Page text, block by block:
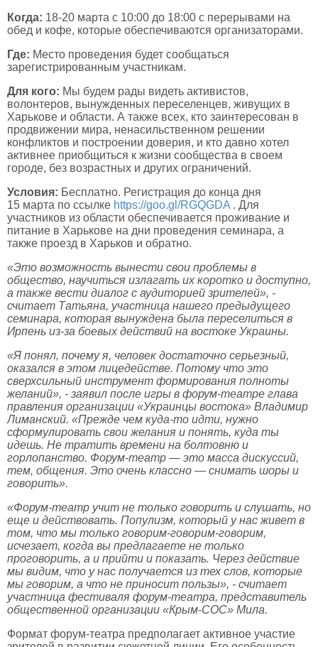
Когда: 18-20 марта с 10:00 до 18:00 с перерывами на
обед и кофе, которые обеспечиваются организаторами.
Где: Место проведения будет сообщаться
зарегистрированным участникам.
Для кого: Мы будем рады видеть активистов,
волонтеров, вынужденных переселенцев, живущих в
Харькове и области. А также всех, кто заинтересован в
продвижении мира, ненасильственном решении
конфликтов и построении доверия, и кто давно хотел
активнее приобщиться к жизни сообщества в своем
городе, без возрастных и других ограничений.
Условия: Бесплатно. Регистрация до конца дня
15 марта по ссылке https://goo.gl/RGQGDA . Для
участников из области обеспечивается проживание и
питание в Харькове на дни проведения семинара, а
также проезд в Харьков и обратно.
«Это возможность вынести свои проблемы в
общество, научиться излагать их коротко и доступно,
а также вести диалог с аудиторией зрителей», -
считает Татьяна, участница нашего предыдущего
семинара, которая вынуждена была переселиться в
Ирпень из-за боевых действий на востоке Украины.
«Я понял, почему я, человек достаточно серьезный,
оказался в этом лицедействе. Потому что это
сверхсильный инструмент формирования полноты
желаний», - заявил после игры в форум-театре глава
правления организации «Украинцы востока» Владимир
Лиманский. «Прежде чем куда-то идти, нужно
сформулировать свои желания и понять, куда ты
идешь. Не тратить времени на болтовню и
горлопанство. Форум-театр — это масса дискуссий,
тем, общения. Это очень классно — снимать шоры и
говорить».
«Форум-театр учит не только говорить и слушать, но
еще и действовать. Популизм, который у нас живет в
том, что мы только говорим-говорим-говорим,
исчезает, когда вы предлагаете не только
проговорить, а и прийти и показать. Через действие
мы видим, что у нас получается из тех слов, которые
мы говорим, а что не приносит пользы», - считает
участница фестиваля форум-театра, представитель
общественной организации «Крым-СОС» Мила.
Формат форум-театра предполагает активное участие